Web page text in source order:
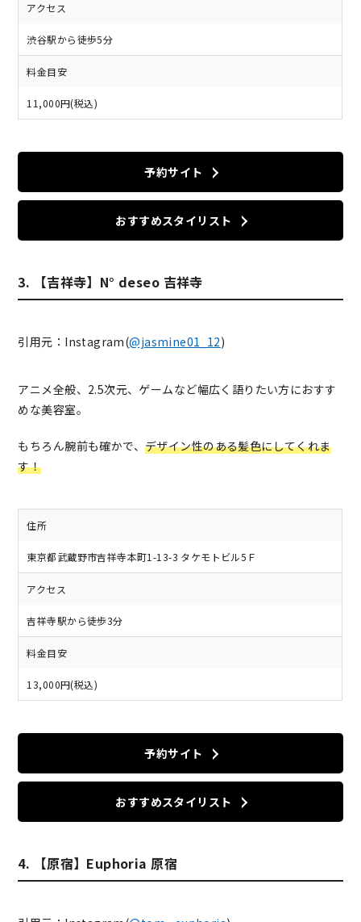
アクセス
渋谷駅から徒歩5分
料金目安
11,000円(税込)
予約サイト
おすすめスタイリスト
3. 【吉祥寺】N° deseo 吉祥寺
引用元：Instagram(@jasmine01_12)
アニメ全般、2.5次元、ゲームなど幅広く語りたい方におすす
めな美容室。
もちろん腕前も確かで、デザイン性のある髪色にしてくれま
す！
住所
東京都武蔵野市吉祥寺本町1-13-3 タケモトビル5Ｆ
アクセス
吉祥寺駅から徒歩3分
料金目安
13,000円(税込)
予約サイト
おすすめスタイリスト
4. 【原宿】Euphoria 原宿